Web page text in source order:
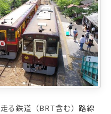
る鉄道（BRT含む）路線